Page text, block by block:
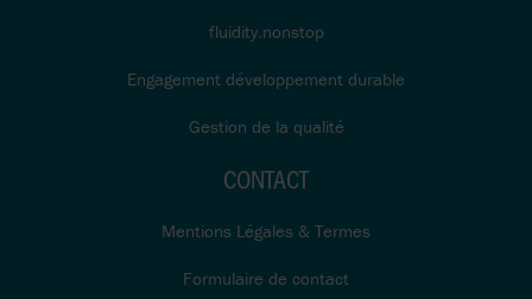
fluidity.nonstop
Engagement développement durable
Gestion de la qualité
CONTACT
Mentions Légales & Termes
Formulaire de contact